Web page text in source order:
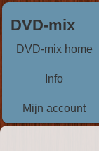
DVD-mix
DVD-mix home
Info
Mijn account